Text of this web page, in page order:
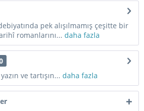
pek alışılmamış çeşitte bir
romanlarını... daha fazla
ve tartışın... daha fazla